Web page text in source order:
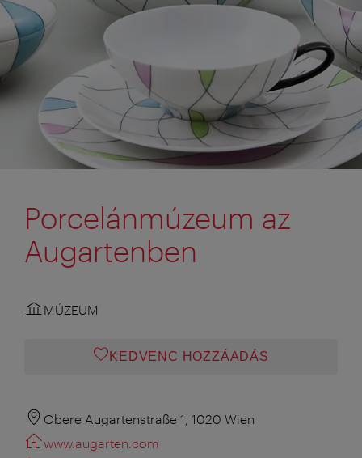
Porcelánmúzeum az
Augartenben
MÚZEUM
KEDVENC HOZZÁADÁS
Obere Augartenstraße 1, 1020 Wien
www.augarten.com